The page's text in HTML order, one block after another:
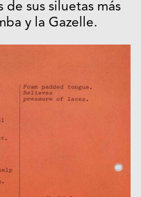
sus siluetas más
y la Gazelle.